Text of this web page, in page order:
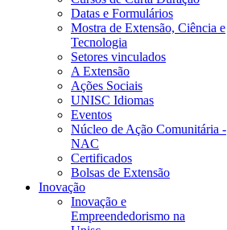
Datas e Formulários
Mostra de Extensão, Ciência e
Tecnologia
Setores vinculados
A Extensão
Ações Sociais
UNISC Idiomas
Eventos
Núcleo de Ação Comunitária -
NAC
Certificados
Bolsas de Extensão
Inovação
Inovação e
Empreendedorismo na